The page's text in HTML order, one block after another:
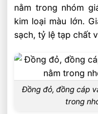
nằm trong nhóm
kim loại màu lớn.
sạch, tỷ lệ tạp chất
Đồng đỏ, đồng cáp
trong